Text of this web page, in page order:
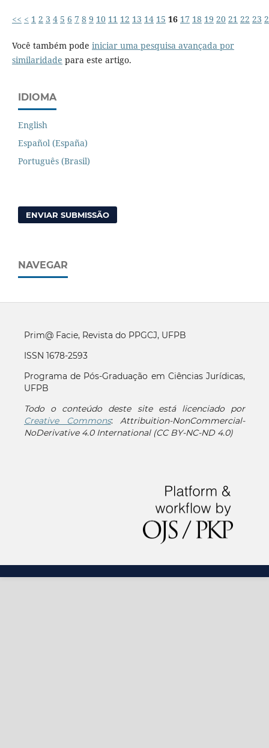
<< < 1 2 3 4 5 6 7 8 9 10 11 12 13 14 15 16 17 18 19 20 21 22 23
Você também pode iniciar uma pesquisa avançada por
similaridade para este artigo.
IDIOMA
English
Español (España)
Português (Brasil)
ENVIAR SUBMISSÃO
NAVEGAR
Prim@ Facie, Revista do PPGCJ, UFPB
ISSN 1678-2593
Programa de Pós-Graduação em Ciências Jurídicas,
UFPB
Todo o conteúdo deste site está licenciado por
Creative Commons:Attribuition-NonCommercial-
NoDerivative 4.0 International (CC BY-NC-ND 4.0)